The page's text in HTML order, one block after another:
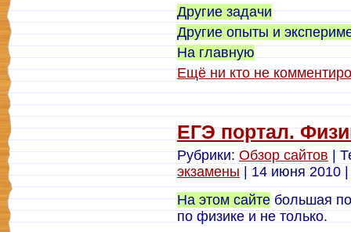
Другие задачи
Другие опыты и
На главную
Ещё ни кто не
ЕГЭ портал.
Рубрики:Обзор сайтов|
экзамены| 14 июня 2010 |
На этом сайтебольшая
по физике и не только.